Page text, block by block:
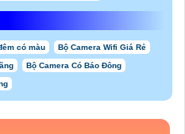
có màu Bộ Camera Wifi Giá Rẻ
Bộ Camera Có Báo Đông